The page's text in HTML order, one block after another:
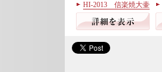
HI-2013 信楽焼大壷